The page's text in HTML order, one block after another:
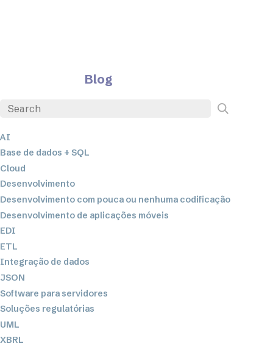
Blog
AI
Base de dados + SQL
Cloud
Desenvolvimento
Desenvolvimento com pouca ou nenhuma codificação
Desenvolvimento de aplicações móveis
EDI
ETL
Integração de dados
JSON
Software para servidores
Soluções regulatórias
UML
XBRL